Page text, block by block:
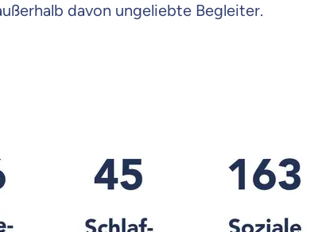
davon ungeliebte Begleiter.
für uns entscheidest.